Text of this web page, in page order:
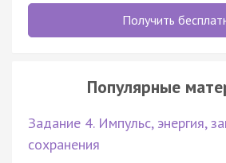
Получить
Популярные
Задание 4. Импульс, энергия,
сохранения